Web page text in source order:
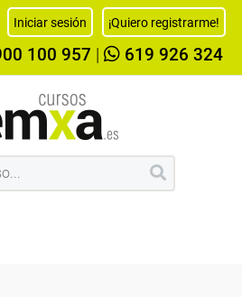
Iniciar sesión ¡Quiero registrarme!
100 957 619 926 324